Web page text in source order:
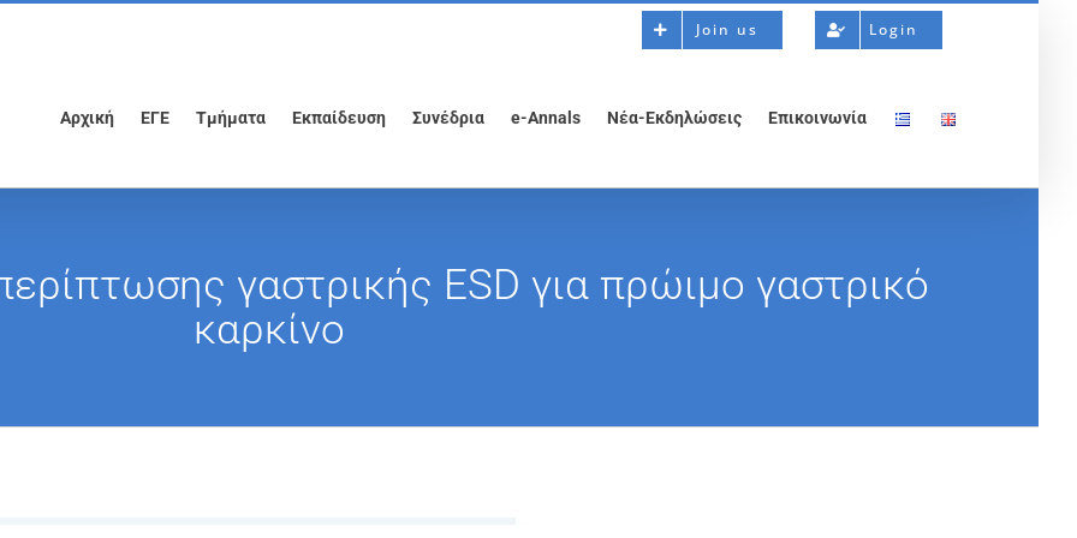
Join us Login
Αρχική ΕΓΕ Τμήματα Εκπαίδευση Συνέδρια e-Annals Νέα-Εκδηλώσεις Επικοινωνία
γαστρικής ESD για πρώιμο γαστρικό
καρκίνο